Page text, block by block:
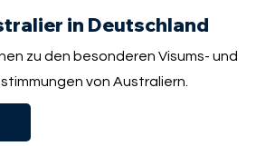
in Deutschland
zu den besonderen Visums- und
von Australiern.